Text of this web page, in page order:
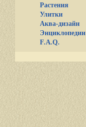
Растения
Улитки
Аква-дизайн
Энциклопедии
F.A.Q.